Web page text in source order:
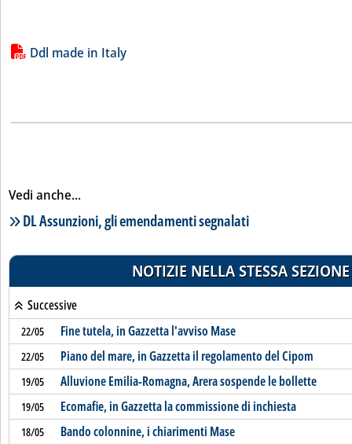
Lista allegati PDF alla notizia
Ddl made in Italy
Vedi anche...
Lista notizie correlate
DL Assunzioni, gli emendamenti segnalati
NOTIZIE NELLA STESSA SEZIONE
Successive
22/05 Fine tutela, in Gazzetta l'avviso Mase
22/05 Piano del mare, in Gazzetta il regolamento del Cipom
19/05 Alluvione Emilia-Romagna, Arera sospende le bollette
19/05 Ecomafie, in Gazzetta la commissione di inchiesta
18/05 Bando colonnine, i chiarimenti Mase